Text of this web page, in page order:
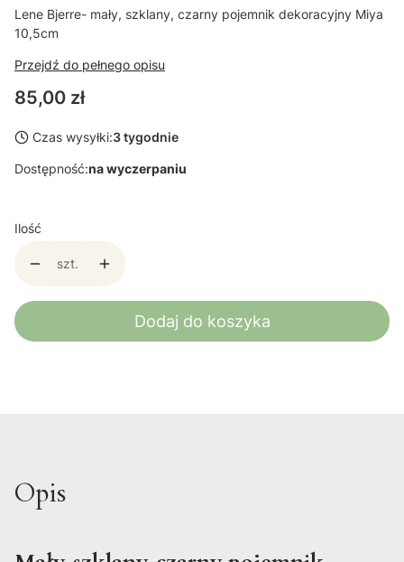
Lene Bjerre- mały, szklany, czarny pojemnik dekoracyjny Miya
10,5cm
Przejdź do pełnego opisu
Cena
85,00 zł
Czas wysyłki:3 tygodnie
Dostępność:na wyczerpaniu
Ilość
szt.
Dodaj do koszyka
Opis